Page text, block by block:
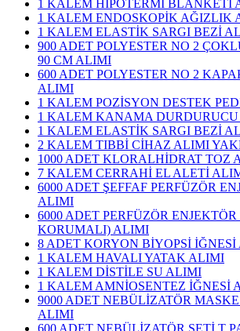
1 KALEM HİPOTERMİ BLANKETİ
1 KALEM ENDOSKOPİK AĞIZLIK
1 KALEM ELASTİK SARGI BEZİ
900 ADET POLYESTER NO 2
90 CM ALIMI
600 ADET POLYESTER NO 2
ALIMI
1 KALEM POZİSYON DESTEK
1 KALEM KANAMA
1 KALEM ELASTİK SARGI BEZİ
2 KALEM TIBBİ CİHAZ ALIMI
1000 ADET KLORALHİDRAT TOZ
7 KALEM CERRAHİ EL ALETİ
6000 ADET ŞEFFAF PERFÜZÖR
ALIMI
6000 ADET PERFÜZÖR
KORUMALI) ALIMI
8 ADET KORYON BİYOPSİ
1 KALEM HAVALI YATAK ALIMI
1 KALEM DİSTİLE SU ALIMI
1 KALEM AMNİOSENTEZ İĞNESİ
9000 ADET NEBÜLİZATÖR
ALIMI
600 ADET NEBÜLİZATÖR SETİ T